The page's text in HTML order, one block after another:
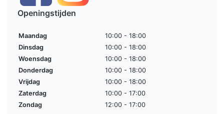
Openingstijden
Maandag
10:00 - 18:00
Dinsdag
10:00 - 18:00
Woensdag
10:00 - 18:00
Donderdag
10:00 - 18:00
Vrijdag
10:00 - 18:00
Zaterdag
10:00 - 17:00
Zondag
12:00 - 17:00